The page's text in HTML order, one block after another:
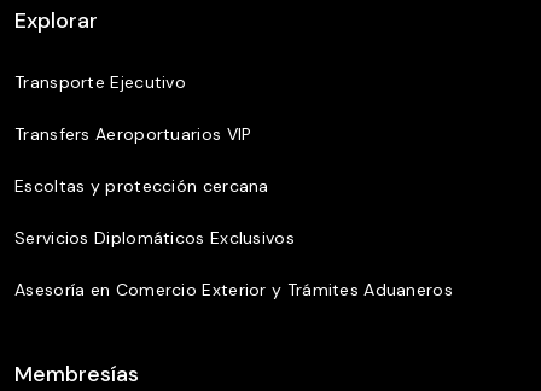
Explorar
Transporte Ejecutivo
Transfers Aeroportuarios VIP
Escoltas y protección cercana
Servicios Diplomáticos Exclusivos
Asesoría en Comercio Exterior y Trámites Aduaneros
Membresías